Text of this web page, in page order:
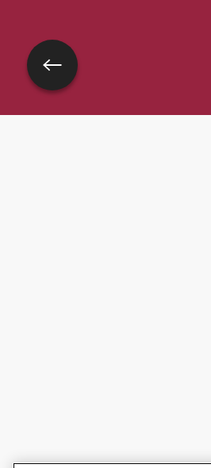
Voltar